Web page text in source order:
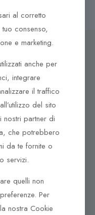
RG
79/A
al corretto
consenso,
e marketing.
anche per
integrare
il traffico
del sito
partner di
che potrebbero
da te fornite o
servizi.
quelli non
Per
nostra Cookie